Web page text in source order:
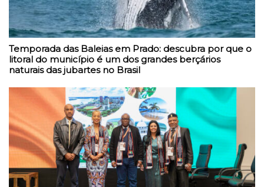
Temporada das Baleias em Prado: descubra por que o
litoral do município é um dos grandes berçários
naturais das jubartes no Brasil